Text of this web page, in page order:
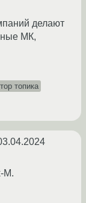
делают
МК,
топика
M.